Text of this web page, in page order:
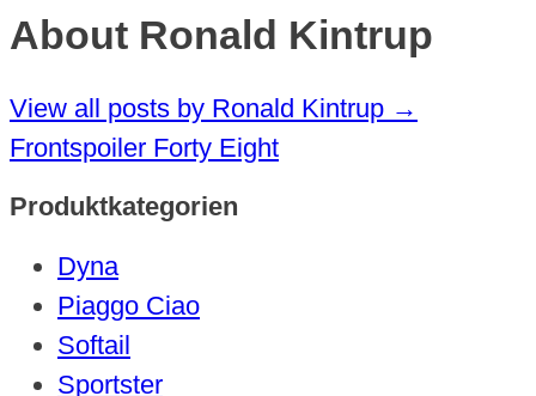
About Ronald Kintrup
View all posts by Ronald Kintrup →
Frontspoiler Forty Eight
Produktkategorien
Dyna
Piaggo Ciao
Softail
Sportster